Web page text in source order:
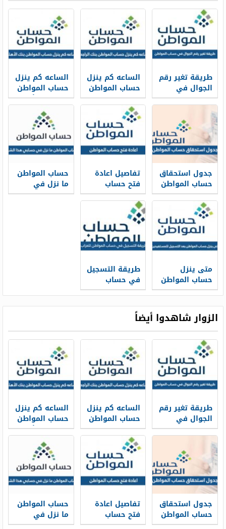
طريقة تغير رقم
الجوال في
حساب المواطن
بالخطوات 1448
الساعه كم ينزل
حساب المواطن
في بنك
الراجحي 1448
الساعه كم ينزل
حساب المواطن
في بنك الأهلي
1448
جدول استحقاق
حساب المواطن
1448 pdf
تفاصيل اعادة
فتح حساب
المواطن
للسعوديين بعد
الأمر الملكي
1448
حساب المواطن
ما نزل في
حسابي هذا
متى ينزل
حساب المواطن
بعد التسجيل
1448
طريقة التسجيل
في حساب
المواطن للعزاب
الزوار شاهدوا أيضاً
طريقة تغير رقم
الجوال في
حساب المواطن
بالخطوات 1448
الساعه كم ينزل
حساب المواطن
في بنك
الراجحي 1448
الساعه كم ينزل
حساب المواطن
في بنك الأهلي
1448
جدول استحقاق
حساب المواطن
1448 pdf
تفاصيل اعادة
فتح حساب
المواطن
حساب المواطن
ما نزل في
حسابي هذا